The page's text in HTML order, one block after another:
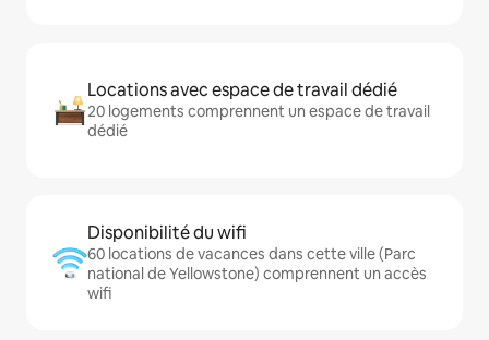
Locations avec espace de travail dédié
20 logements comprennent un espace de travail
dédié
Disponibilité du wifi
60 locations de vacances dans cette ville (Parc
national de Yellowstone) comprennent un accès
wifi